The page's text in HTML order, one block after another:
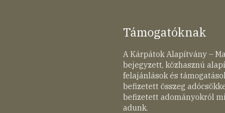
Támogatóknak
A Kárpátok Alapítvány –
bejegyzett, közhasznú
felajánlások és
befizetett összeg
befizetett adományokról
adunk.